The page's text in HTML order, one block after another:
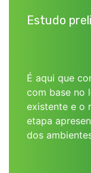
Estudo
É aqui que
com base no
existente e o
etapa
dos